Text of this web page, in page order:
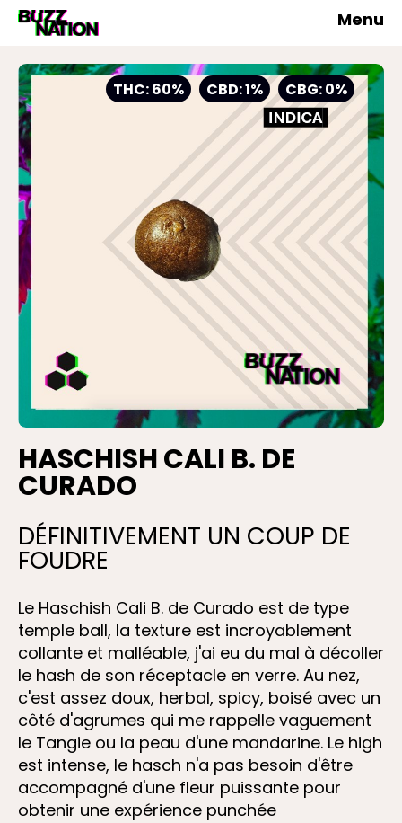
Menu
THC: 60% CBD: 1% CBG: 0%
HASCHISH CALI B. DE
CURADO
DÉFINITIVEMENT UN COUP DE
FOUDRE
Le Haschish Cali B. de Curado est de type
temple ball, la texture est incroyablement
collante et malléable, j'ai eu du mal à décoller
le hash de son réceptacle en verre. Au nez,
c'est assez doux, herbal, spicy, boisé avec un
côté d'agrumes qui me rappelle vaguement
le Tangie ou la peau d'une mandarine. Le high
est intense, le hasch n'a pas besoin d'être
accompagné d'une fleur puissante pour
obtenir une expérience punchée